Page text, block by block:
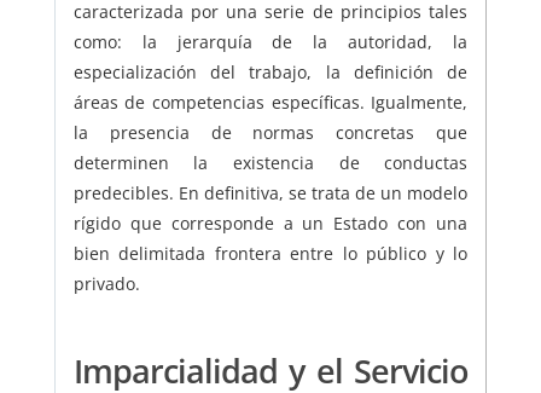
caracterizada por una serie de principios tales
como: la jerarquía de la autoridad, la
especialización del trabajo, la definición de
áreas de competencias específicas. Igualmente,
la presencia de normas concretas que
determinen la existencia de conductas
predecibles. En definitiva, se trata de un modelo
rígido que corresponde a un Estado con una
bien delimitada frontera entre lo público y lo
privado.
Imparcialidad y el Servicio